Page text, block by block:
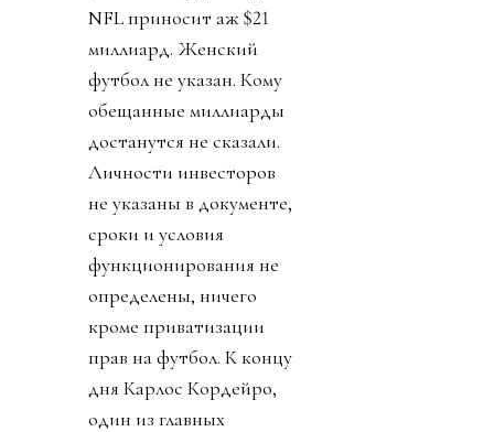
увеличить количество
международных
соревнований в два с
лишним раза (с 200 до
450). Финансисты сочли
футбол
недомонетизированным.
Прибыль FIFA - около
$3.6 миллиарда в год, а
NFL приносит аж $21
миллиард. Женский
футбол не указан. Кому
обещанные миллиарды
достанутся не сказали.